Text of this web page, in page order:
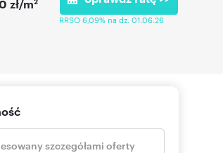
zł/m
RRSO 6,09% na dz. 01.06.26